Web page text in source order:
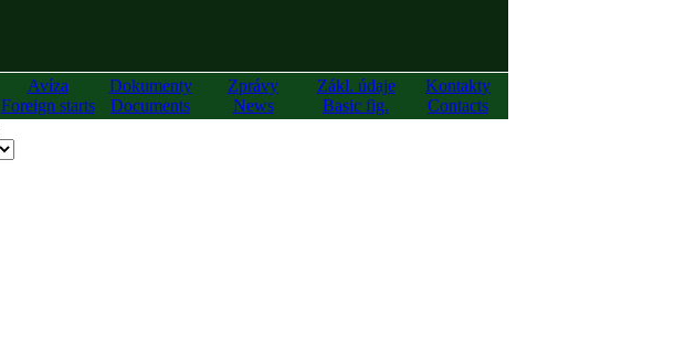
Avíza
Foreign starts
Dokumenty
Documents
Zprávy
News
Zákl. údaje
Basic fig.
Kontakty
Contacts